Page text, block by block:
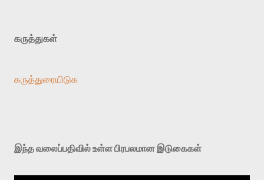
கருத்துகள்
கருத்துரையிடுக
இந்த வலைப்பதிவில் உள்ள பிரபலமான இடுகைகள்